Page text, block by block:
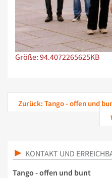
Zeige Bild in voller Größe…
Größe: 94.4072265625KB
Zurück: Tango - offen und
KONTAKT UND
Tango - offen und bunt